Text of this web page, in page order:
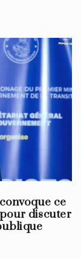
ce
discuter